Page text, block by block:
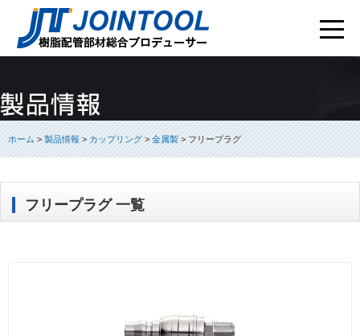
ホーム>製品情報>カップリング>金属製>フリープラグ
フリープラグ 一覧